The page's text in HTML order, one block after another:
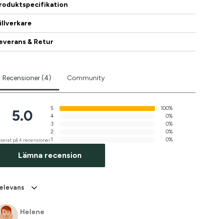
& Retur
Recensioner (4) Community
5.0
på 4 recensioner
5
100%
4
0%
3
0%
2
0%
1
0%
Lämna recension
Helene